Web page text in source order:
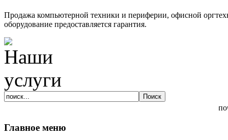
Продажа компьютерной техники и периферии, офисной
оборудование предоставляется гарантия.
Главное меню